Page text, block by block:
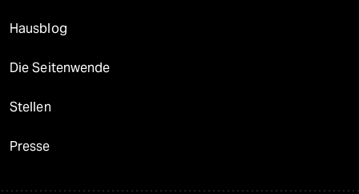
Hausblog
Die Seitenwende
Stellen
Presse